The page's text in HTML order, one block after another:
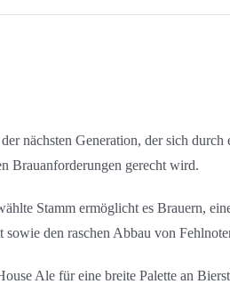
nächsten Generation, der sich
Brauanforderungen gerecht wird.
Stamm ermöglicht es Brauern,
sowie den raschen Abbau von
Ale für eine breite Palette an